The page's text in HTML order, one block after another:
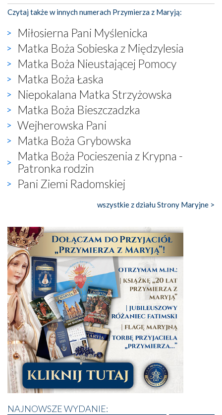
Czytaj także w innych numerach Przymierza z Maryją:
Miłosierna Pani Myślenicka
Matka Boża Sobieska z Międzylesia
Matka Boża Nieustającej Pomocy
Matka Boża Łaska
Niepokalana Matka Strzyżowska
Matka Boża Bieszczadzka
Wejherowska Pani
Matka Boża Grybowska
Matka Boża Pocieszenia z Krypna -
Patronka rodzin
Pani Ziemi Radomskiej
wszystkie z działu Strony Maryjne >
NAJNOWSZE WYDANIE: